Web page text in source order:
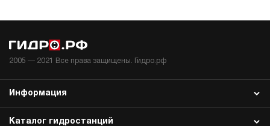
2005 — 2021 Все права защищены. Гидро.рф
Каталог гидростанций
Информация